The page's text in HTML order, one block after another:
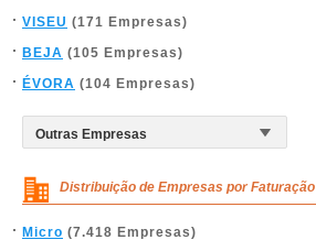
VISEU (171 Empresas)
BEJA (105 Empresas)
ÉVORA (104 Empresas)
Distribuição de Empresas por Faturação
Micro (7.418 Empresas)